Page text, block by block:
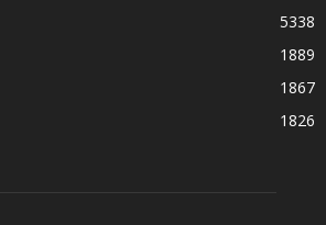
5338
1889
1867
1826